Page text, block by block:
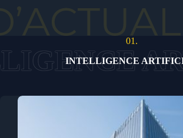
01.
INTELLIGENCE